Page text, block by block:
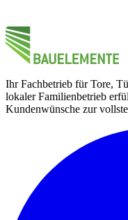
Ihr Fachbetrieb für Tore,
lokaler Familienbetrieb
Kundenwünsche zur